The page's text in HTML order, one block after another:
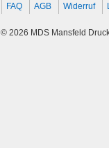
FAQ AGB Widerruf
© 2026 MDS Mansfeld